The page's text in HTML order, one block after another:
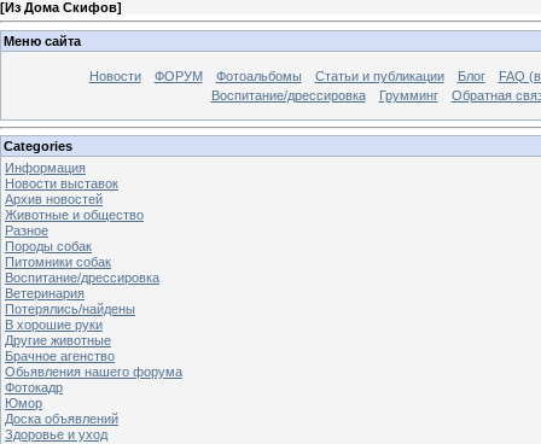
[Из Дома Скифов]
Меню сайта
Новости ФОРУМ Фотоальбомы Статьи и публикации Блог
FAQ
Воспитание/дрессировка
Грумминг Обратная
Categories
Информация
Новости выставок
Архив новостей
Животные и общество
Разное
Породы собак
Питомники собак
Воспитание/дрессировка
Ветеринария
Потерялись/найдены
В хорошие руки
Другие животные
Брачное агенство
Обьявления нашего форума
Фотокадр
Юмор
Доска объявлений
Здоровье и уход